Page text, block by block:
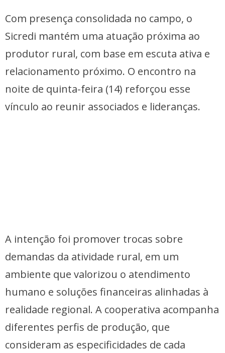
Com presença consolidada no campo, o
Sicredi mantém uma atuação próxima ao
produtor rural, com base em escuta ativa e
relacionamento próximo. O encontro na
noite de quinta-feira (14) reforçou esse
vínculo ao reunir associados e lideranças.
A intenção foi promover trocas sobre
demandas da atividade rural, em um
ambiente que valorizou o atendimento
humano e soluções financeiras alinhadas à
realidade regional. A cooperativa acompanha
diferentes perfis de produção, que
consideram as especificidades de cada